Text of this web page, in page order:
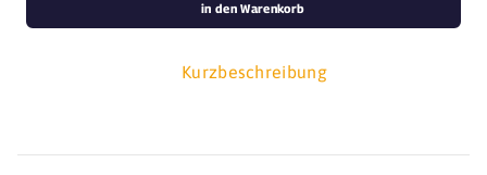
Kurzbeschreibung
in den Warenkorb